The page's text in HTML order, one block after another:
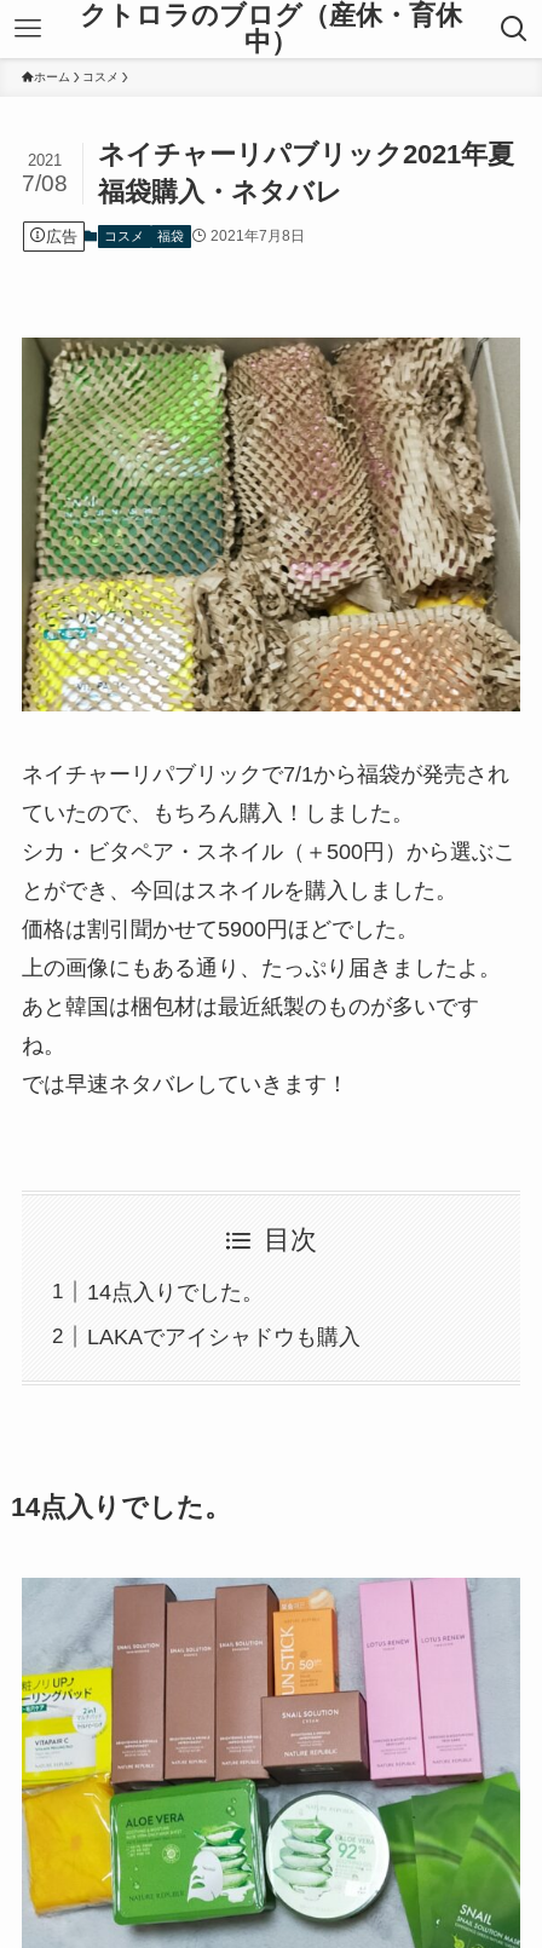
クトロラのブログ（産休・育休
中）
ホーム コスメ
ネイチャーリパブリック2021年夏
福袋購入・ネタバレ
2021
7/08
広告 コスメ 福袋 2021年7月8日
ネイチャーリパブリックで7/1から福袋が発売され
ていたので、もちろん購入！しました。
シカ・ビタペア・スネイル（＋500円）から選ぶこ
とができ、今回はスネイルを購入しました。
価格は割引聞かせて5900円ほどでした。
上の画像にもある通り、たっぷり届きましたよ。
あと韓国は梱包材は最近紙製のものが多いです
ね。
では早速ネタバレしていきます！
目次
14点入りでした。
LAKAでアイシャドウも購入
14点入りでした。